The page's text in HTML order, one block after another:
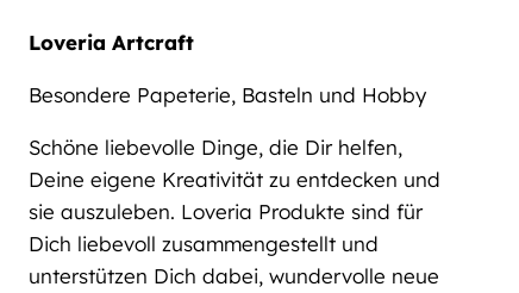
Loveria Artcraft
Besondere Papeterie, Basteln und Hobby
Schöne liebevolle Dinge, die Dir helfen,
Deine eigene Kreativität zu entdecken und
sie auszuleben. Loveria Produkte sind für
Dich liebevoll zusammengestellt und
unterstützen Dich dabei, wundervolle neue